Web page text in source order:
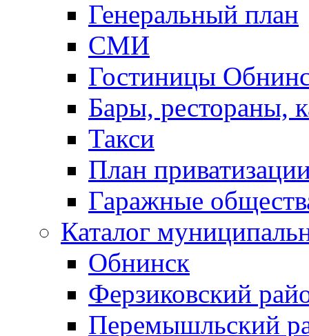
Генеральный план
СМИ
Гостиницы
Бары, рестораны,
Такси
План
Гаражные
Каталог
Обнинск
Ферзиковский
Перемышльский